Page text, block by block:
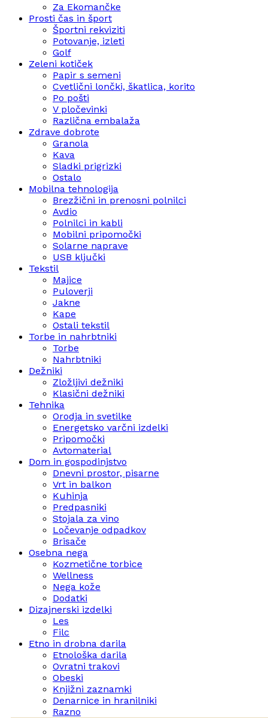
Za Ekomančke
Prosti čas in šport
Športni rekviziti
Potovanje, izleti
Golf
Zeleni kotiček
Papir s semeni
Cvetlični lončki, škatlica, korito
Po pošti
V pločevinki
Različna embalaža
Zdrave dobrote
Granola
Kava
Sladki prigrizki
Ostalo
Mobilna tehnologija
Brezžični in prenosni polnilci
Avdio
Polnilci in kabli
Mobilni pripomočki
Solarne naprave
USB ključki
Tekstil
Majice
Puloverji
Jakne
Kape
Ostali tekstil
Torbe in nahrbtniki
Torbe
Nahrbtniki
Dežniki
Zložljivi dežniki
Klasični dežniki
Tehnika
Orodja in svetilke
Energetsko varčni izdelki
Pripomočki
Avtomaterial
Dom in gospodinjstvo
Dnevni prostor, pisarne
Vrt in balkon
Kuhinja
Predpasniki
Stojala za vino
Ločevanje odpadkov
Brisače
Osebna nega
Kozmetične torbice
Wellness
Nega kože
Dodatki
Dizajnerski izdelki
Les
Filc
Etno in drobna darila
Etnološka darila
Ovratni trakovi
Obeski
Knjižni zaznamki
Denarnice in hranilniki
Razno